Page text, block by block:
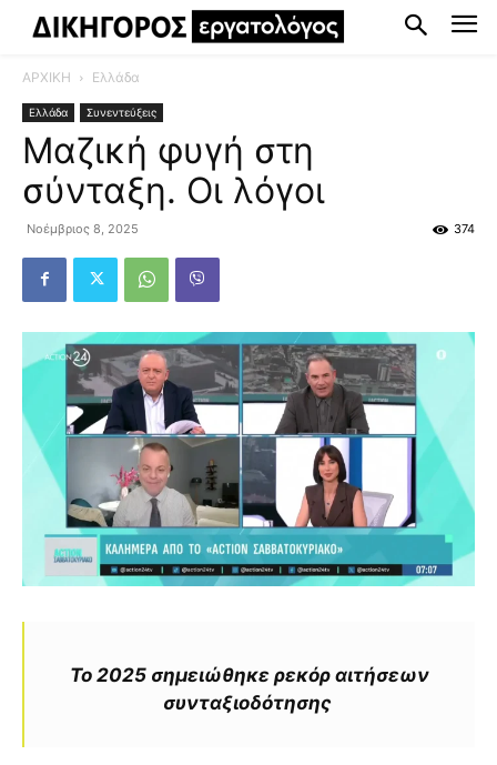
ΑΡΧΙΚΗ Ελλάδα
Ελλάδα Συνεντεύξεις
Μαζική φυγή στη
σύνταξη. Οι λόγοι
Νοέμβριος 8, 2025 374
Το 2025 σημειώθηκε ρεκόρ αιτήσεων
συνταξιοδότησης